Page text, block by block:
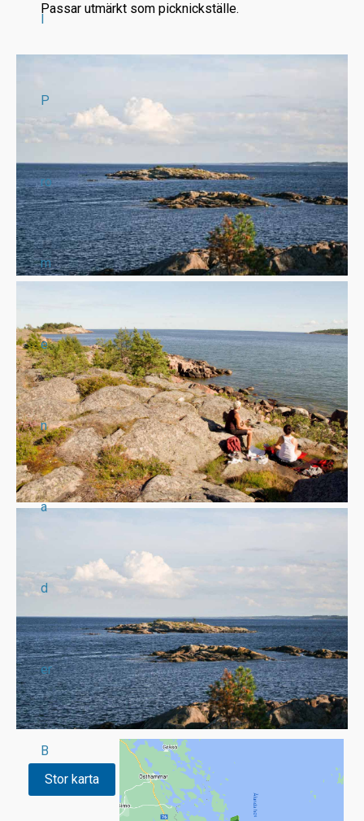
l
P
ro
m
e
n
a
d
er
B
Passar utmärkt som picknickställe.
Stor karta